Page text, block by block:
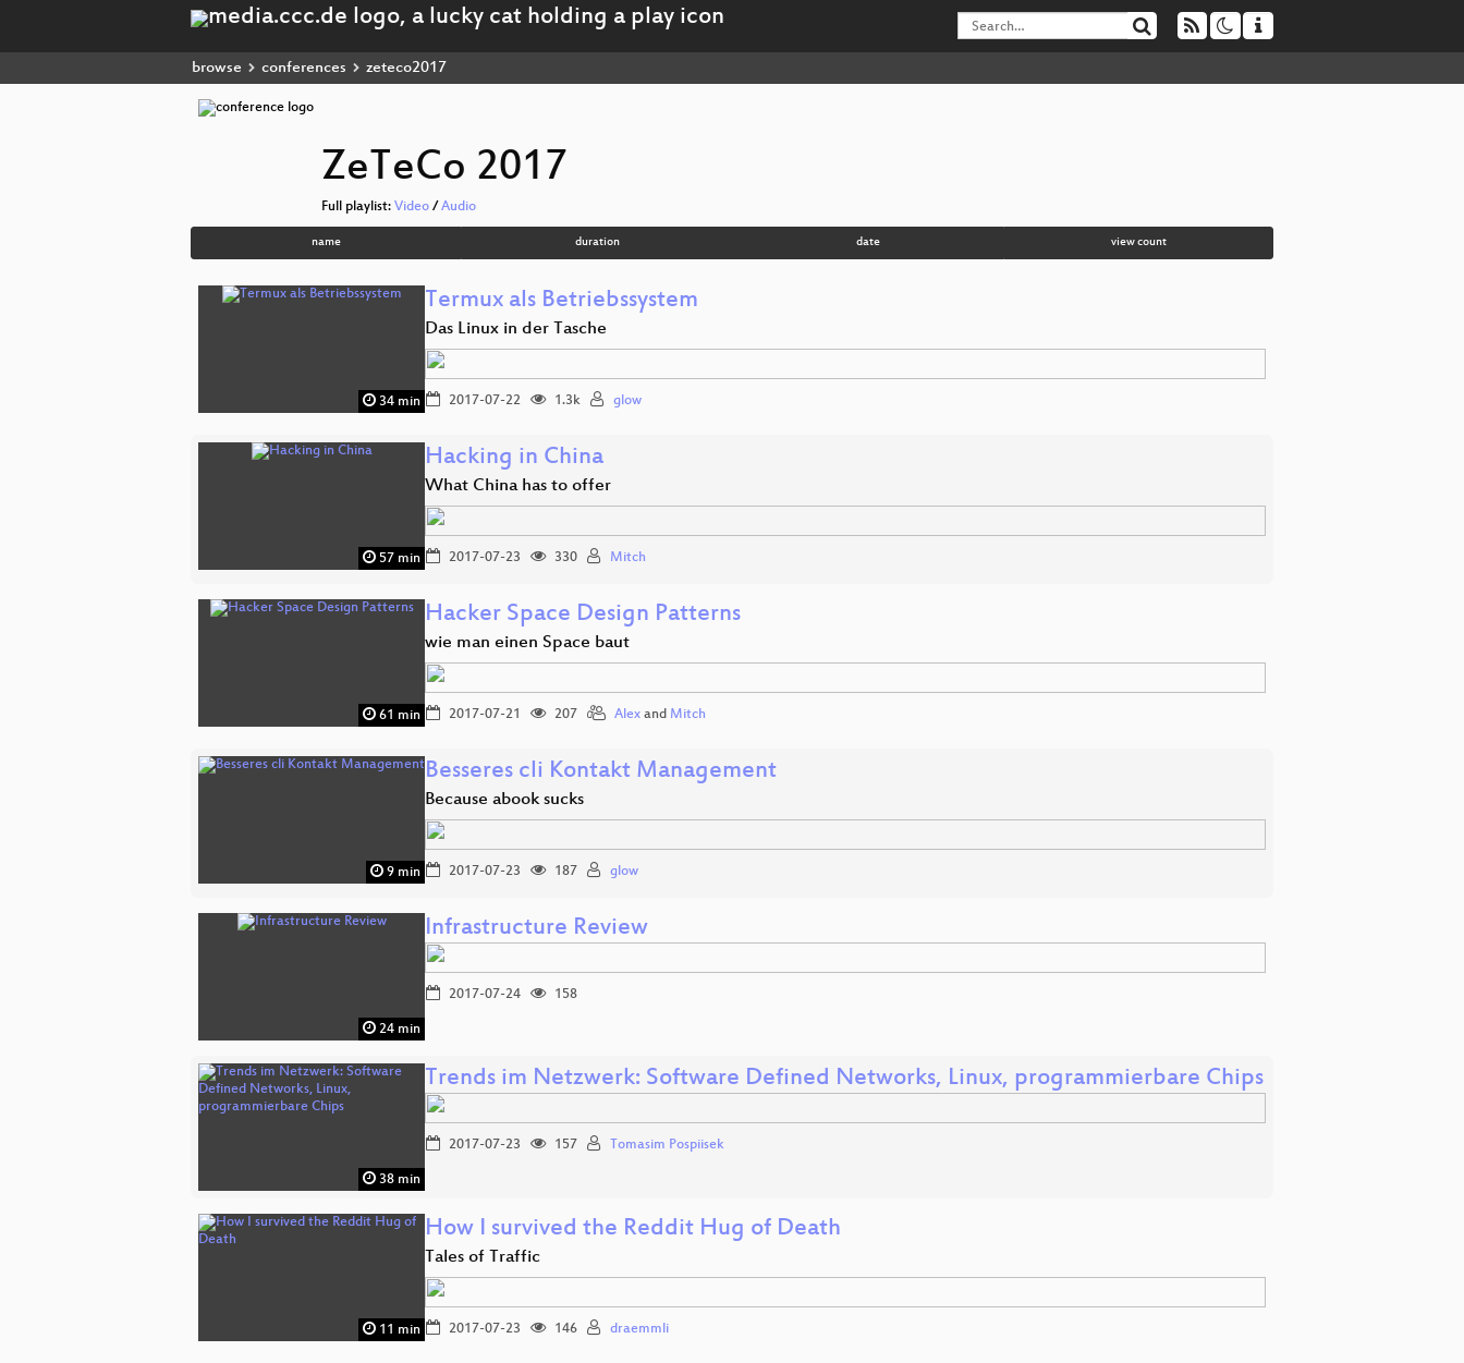
browse conferences zeteco2017
ZeTeCo 2017
Full playlist: Video / Audio
name duration date view count
34 min
Termux als Betriebssystem
Das Linux in der Tasche
2017-07-22 1.3k glow
57 min
Hacking in China
What China has to offer
2017-07-23 330 Mitch
61 min
Hacker Space Design Patterns
wie man einen Space baut
2017-07-21 207 Alex and Mitch
9 min
Besseres cli Kontakt Management
Because abook sucks
2017-07-23 187 glow
24 min
Infrastructure Review
2017-07-24 158
38 min
Trends im Netzwerk: Software Defined Networks, Linux, programmierbare Chips
2017-07-23 157 Tomasim Pospiisek
11 min
How I survived the Reddit Hug of Death
Tales of Traffic
2017-07-23 146 draemmli